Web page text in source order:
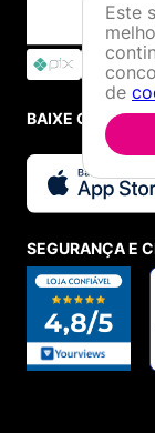
BAIXE O APP
SEGURANÇA E
Este
de